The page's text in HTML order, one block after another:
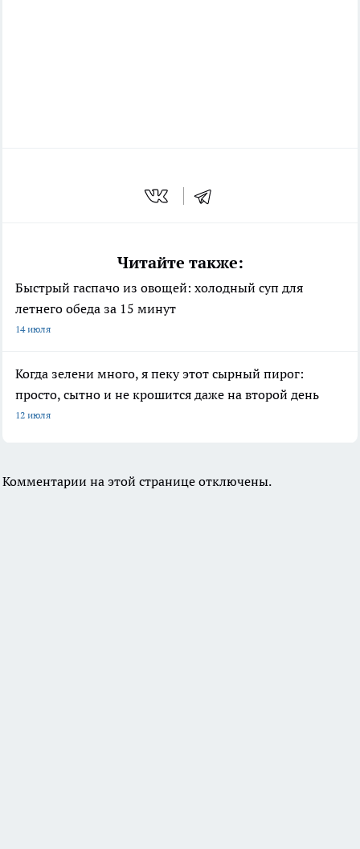
Читайте также:
Быстрый гаспачо из овощей: холодный суп для
летнего обеда за 15 минут
14 июля
Когда зелени много, я пеку этот сырный пирог:
просто, сытно и не крошится даже на второй день
12 июля
Комментарии на этой странице отключены.